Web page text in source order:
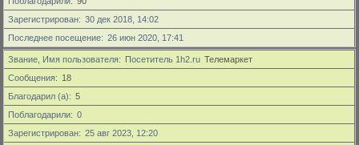
Зарегистрирован
30 дек 2018, 14:02
Последнее посещение
26 июн 2020, 17:41
Звание, Имя пользователя Посетитель 1h2.ru Телемаркет
Сообщения
18
Благодарил (а)
5
Поблагодарили
0
Зарегистрирован
25 авг 2023, 12:20